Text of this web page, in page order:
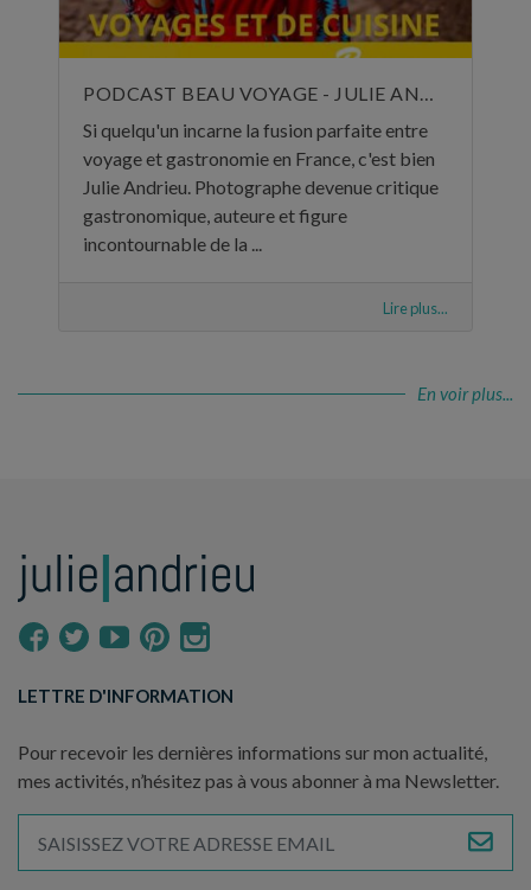
Si quelqu'un incarne la fusion parfaite entre
voyage et gastronomie en France, c'est bien
Julie Andrieu. Photographe devenue critique
gastronomique, auteure et figure
incontournable de la ...
Lire plus...
En voir plus...
LETTRE D'INFORMATION
Pour recevoir les dernières informations sur mon actualité,
mes activités, n’hésitez pas à vous abonner à ma Newsletter.